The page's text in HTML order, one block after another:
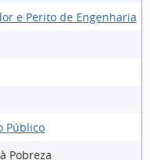
e Perito de Engenharia
Público
Pobreza